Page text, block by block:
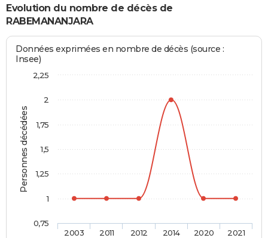
Evolution du nombre de décès de
RABEMANANJARA
Personnes décédées
Données exprimées en nombre de décès (source :
Insee)
2003 2011 2012 2014 2020 2021
0,75
1
1,25
1,5
1,75
2
2,25